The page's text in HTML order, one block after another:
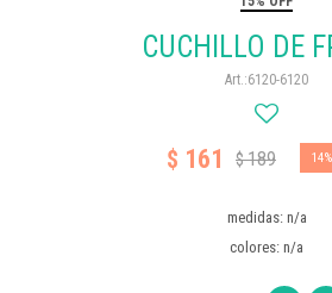
CUCHILLO DE
6120-6120
$ 161 $189 14
medidas: n/a
colores: n/a